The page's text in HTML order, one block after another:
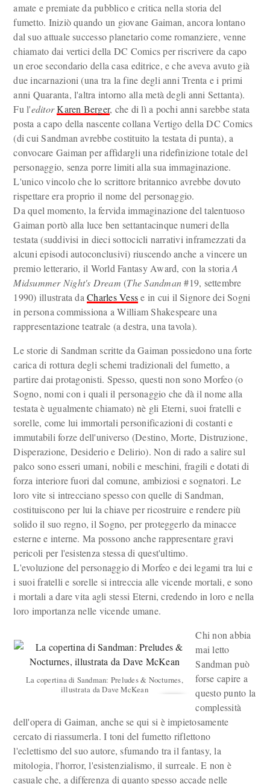
amate e premiate da pubblico e critica nella storia del
fumetto. Iniziò quando un giovane Gaiman, ancora lontano
dal suo attuale successo planetario come romanziere, venne
chiamato dai vertici della DC Comics per riscrivere da capo
un eroe secondario della casa editrice, e che aveva avuto già
due incarnazioni (una tra la fine degli anni Trenta e i primi
anni Quaranta, l'altra intorno alla metà degli anni Settanta).
Fu l'editor Karen Berger, che di lì a pochi anni sarebbe stata
posta a capo della nascente collana Vertigo della DC Comics
(di cui Sandman avrebbe costituito la testata di punta), a
convocare Gaiman per affidargli una ridefinizione totale del
personaggio, senza porre limiti alla sua immaginazione.
L'unico vincolo che lo scrittore britannico avrebbe dovuto
rispettare era proprio il nome del personaggio.
Da quel momento, la fervida immaginazione del talentuoso
Gaiman portò alla luce ben settantacinque numeri della
testata (suddivisi in dieci sottocicli narrativi inframezzati da
alcuni episodi autoconclusivi) riuscendo anche a vincere un
premio letterario, il World Fantasy Award, con la storiaA
Midsummer Night's Dream (The Sandman#19, settembre
1990) illustrata daCharles Vesse in cui il Signore dei Sogni
in persona commissiona a William Shakespeare una
rappresentazione teatrale (a destra, una tavola).
Le storie di Sandman scritte da Gaiman possiedono una forte
carica di rottura degli schemi tradizionali del fumetto, a
partire dai protagonisti. Spesso, questi non sono Morfeo (o
Sogno, nomi con i quali il personaggio che dà il nome alla
testata è ugualmente chiamato) nè gli Eterni, suoi fratelli e
sorelle, come lui immortali personificazioni di costanti e
immutabili forze dell'universo (Destino, Morte, Distruzione,
Disperazione, Desiderio e Delirio). Non di rado a salire sul
palco sono esseri umani, nobili e meschini, fragili e dotati di
forza interiore fuori dal comune, ambiziosi e sognatori. Le
loro vite si intrecciano spesso con quelle di Sandman,
costituiscono per lui la chiave per ricostruire e rendere più
solido il suo regno, il Sogno, per proteggerlo da minacce
esterne e interne. Ma possono anche rappresentare gravi
pericoli per l'esistenza stessa di quest'ultimo.
L'evoluzione del personaggio di Morfeo e dei legami tra lui e
i suoi fratelli e sorelle si intreccia alle vicende mortali, e sono
i mortali a dare vita agli stessi Eterni, credendo in loro e nella
loro importanza nelle vicende umane.
La copertina di Sandman: Preludes & Nocturnes,
illustrata da Dave McKean
Chi non abbia
mai letto
Sandman può
forse capire a
questo punto la
complessità
dell'opera di Gaiman, anche se qui si è impietosamente
cercato di riassumerla. I toni del fumetto riflettono
l'eclettismo del suo autore, sfumando tra il fantasy, la
mitologia, l'horror, l'esistenzialismo, il surreale. E non è
casuale che, a differenza di quanto spesso accade nelle